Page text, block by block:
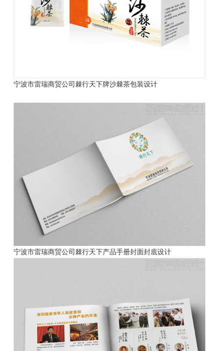
宁波市雷瑞商贸公司棘行天下牌沙棘茶包装设计
宁波市雷瑞商贸公司棘行天下产品手册封面封底设计